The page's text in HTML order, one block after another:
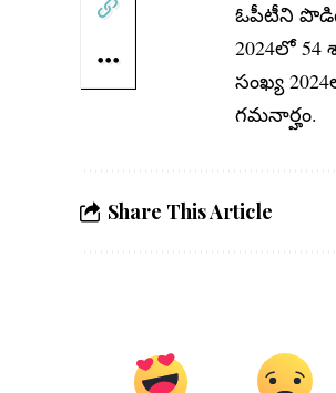
ఓపీటీని
2024లో 54
సంఖ్య
గమనార్హం.
Share This Article